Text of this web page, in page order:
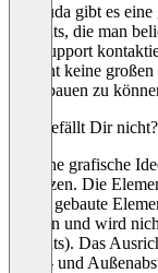
Bei duda gibt es
Layouts, die man
den Support
braucht keine
duda bauen zu
Was gefällt Dir nicht?
Manche grafische
umsetzen. Die
Selbst gebaute
werden und wird
Layouts). Das
Innen- und